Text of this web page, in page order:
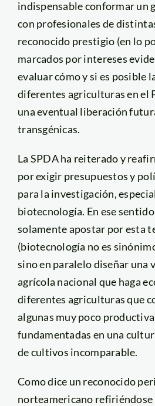
indispensable conformar un
con profesionales de
reconocido prestigio (en lo
marcados por intereses
evaluar cómo y si es posible
diferentes agriculturas en el
una eventual liberación
transgénicas.
La SPDA ha reiterado y
por exigir presupuestos y
para la investigación,
biotecnología. En ese
solamente apostar por esta
(biotecnología no es
sino en paralelo diseñar una
agrícola nacional que haga
diferentes agriculturas que
algunas muy poco
fundamentadas en una
de cultivos incomparable.
Como dice un reconocido
norteamericano refiriéndose